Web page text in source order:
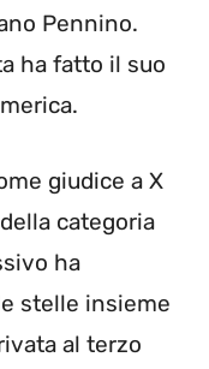
Pennino.
ha fatto il suo
giudice a X
categoria
ha
stelle insieme
al terzo